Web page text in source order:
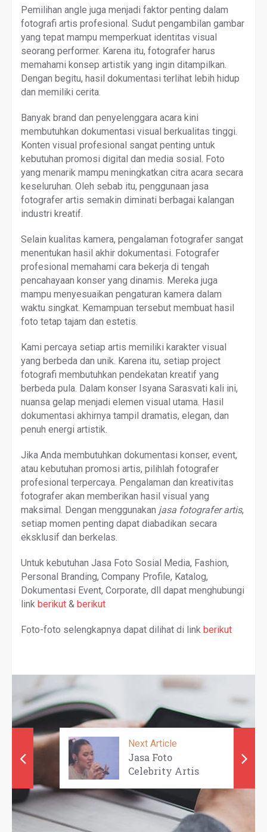
Pemilihan angle juga menjadi faktor penting dalam
fotografi artis profesional. Sudut pengambilan gambar
yang tepat mampu memperkuat identitas visual
seorang performer. Karena itu, fotografer harus
memahami konsep artistik yang ingin ditampilkan.
Dengan begitu, hasil dokumentasi terlihat lebih hidup
dan memiliki cerita.
Banyak brand dan penyelenggara acara kini
membutuhkan dokumentasi visual berkualitas tinggi.
Konten visual profesional sangat penting untuk
kebutuhan promosi digital dan media sosial. Foto
yang menarik mampu meningkatkan citra acara secara
keseluruhan. Oleh sebab itu, penggunaan jasa
fotografer artis semakin diminati berbagai kalangan
industri kreatif.
Selain kualitas kamera, pengalaman fotografer sangat
menentukan hasil akhir dokumentasi. Fotografer
profesional memahami cara bekerja di tengah
pencahayaan konser yang dinamis. Mereka juga
mampu menyesuaikan pengaturan kamera dalam
waktu singkat. Kemampuan tersebut membuat hasil
foto tetap tajam dan estetis.
Kami percaya setiap artis memiliki karakter visual
yang berbeda dan unik. Karena itu, setiap project
fotografi membutuhkan pendekatan kreatif yang
berbeda pula. Dalam konser Isyana Sarasvati kali ini,
nuansa gelap menjadi elemen visual utama. Hasil
dokumentasi akhirnya tampil dramatis, elegan, dan
penuh energi artistik.
Jika Anda membutuhkan dokumentasi konser, event,
atau kebutuhan promosi artis, pilihlah fotografer
profesional terpercaya. Pengalaman dan kreativitas
fotografer akan memberikan hasil visual yang
maksimal. Dengan menggunakan jasa fotografer artis,
setiap momen penting dapat diabadikan secara
eksklusif dan berkelas.
Untuk kebutuhan Jasa Foto Sosial Media, Fashion,
Personal Branding, Company Profile, Katalog,
Dokumentasi Event, Corporate, dll dapat menghubungi
link berikut & berikut
Foto-foto selengkapnya dapat dilihat di link berikut
Next Article
Jasa Foto
Celebrity Artis